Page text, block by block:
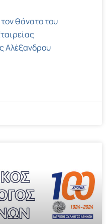
θάνατο του
Αλέξανδρου